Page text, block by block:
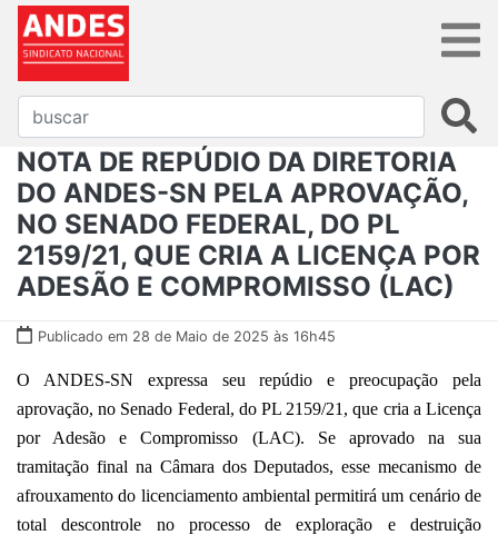
NOTA DE REPÚDIO DA DIRETORIA
DO ANDES-SN PELA APROVAÇÃO,
NO SENADO FEDERAL, DO PL
2159/21, QUE CRIA A LICENÇA POR
ADESÃO E COMPROMISSO (LAC)
Publicado em 28 de Maio de 2025 às 16h45
O ANDES-SN expressa seu repúdio e preocupação pela
aprovação, no Senado Federal, do PL 2159/21, que cria a Licença
por Adesão e Compromisso (LAC). Se aprovado na sua
tramitação final na Câmara dos Deputados, esse mecanismo de
afrouxamento do licenciamento ambiental permitirá um cenário de
total descontrole no processo de exploração e destruição